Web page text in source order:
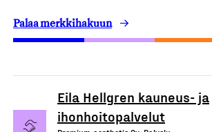
Palaa merkkihakuun
Eila Hellgren kauneus- ja
ihonhoitopalvelut